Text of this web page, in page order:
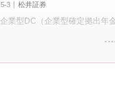
松井証券
企業型DC（企業型確定拠出年